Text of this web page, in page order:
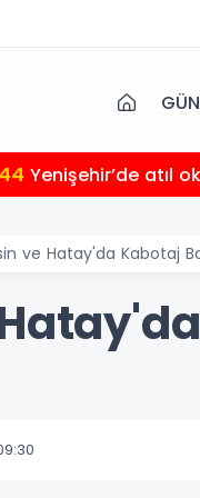
Yenişehir’de atıl
ve Hatay'da Kabotaj